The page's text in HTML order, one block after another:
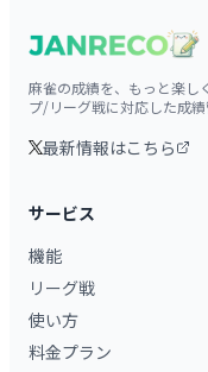
麻雀の成績を、もっと楽
プ/リーグ戦に対応した成績
最新情報はこちら
サービス
機能
リーグ戦
使い方
料金プラン